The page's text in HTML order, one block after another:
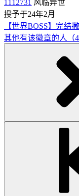
1112731 风临异世
授予于24年2月
【世界BOSS】完结
其他有该徽章的人（